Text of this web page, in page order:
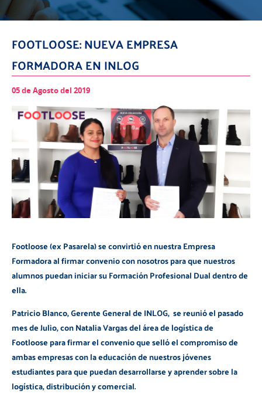
FOOTLOOSE: NUEVA EMPRESA
FORMADORA EN INLOG
05 de Agosto del 2019
Footloose (ex Pasarela) se convirtió en nuestra Empresa
Formadora al firmar convenio con nosotros para que nuestros
alumnos puedan iniciar su Formación Profesional Dual dentro de
ella.
Patricio Blanco, Gerente General de INLOG, se reunió el pasado
mes de Julio, con Natalia Vargas del área de logística de
Footloose para firmar el convenio que selló el compromiso de
ambas empresas con la educación de nuestros jóvenes
estudiantes para que puedan desarrollarse y aprender sobre la
logística, distribución y comercial.